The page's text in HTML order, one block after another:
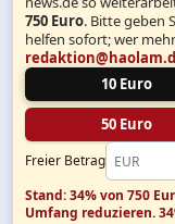
750 Euro. Bitte geben
helfen sofort; wer
10 Euro
50 Euro
Freier Betrag
Stand: 34% von 750
Umfang reduzieren.